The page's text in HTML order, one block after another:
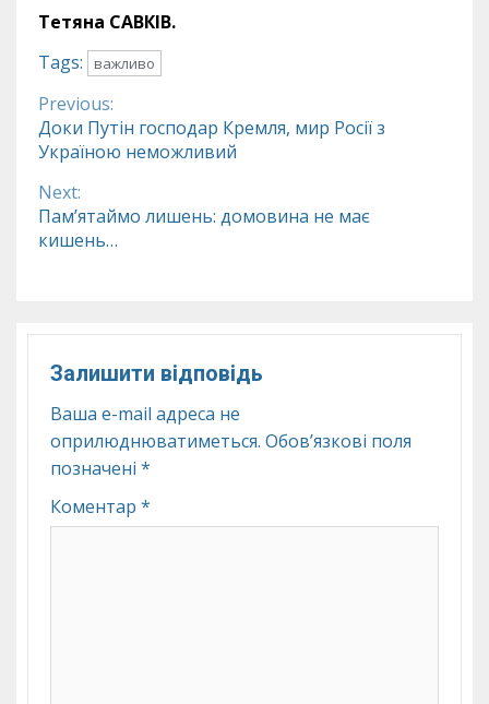
Тетяна САВКІВ.
Tags:
важливо
Continue
Reading
Previous:
Доки Путін господар Кремля, мир Росії з
Україною неможливий
Next:
Пам’ятаймо лишень: домовина не має
кишень…
Залишити відповідь
Ваша e-mail адреса не
оприлюднюватиметься. Обов’язкові поля
позначені *
Коментар *